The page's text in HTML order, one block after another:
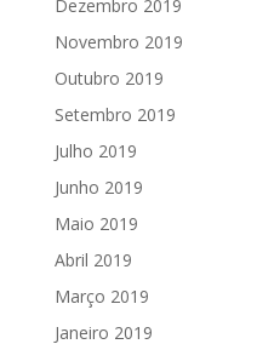
Dezembro 2019
Novembro 2019
Outubro 2019
Setembro 2019
Julho 2019
Junho 2019
Maio 2019
Abril 2019
Março 2019
Janeiro 2019